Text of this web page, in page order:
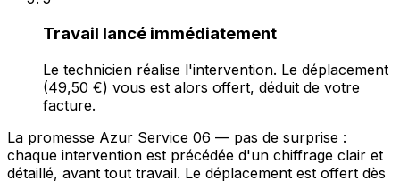
Travail lancé immédiatement
Le technicien réalise l'intervention. Le déplacement
(49,50 €) vous est alors offert, déduit de votre
facture.
La promesse Azur Service 06 — pas de surprise :
chaque intervention est précédée d'un chiffrage clair et
détaillé, avant tout travail. Le déplacement est offert dès